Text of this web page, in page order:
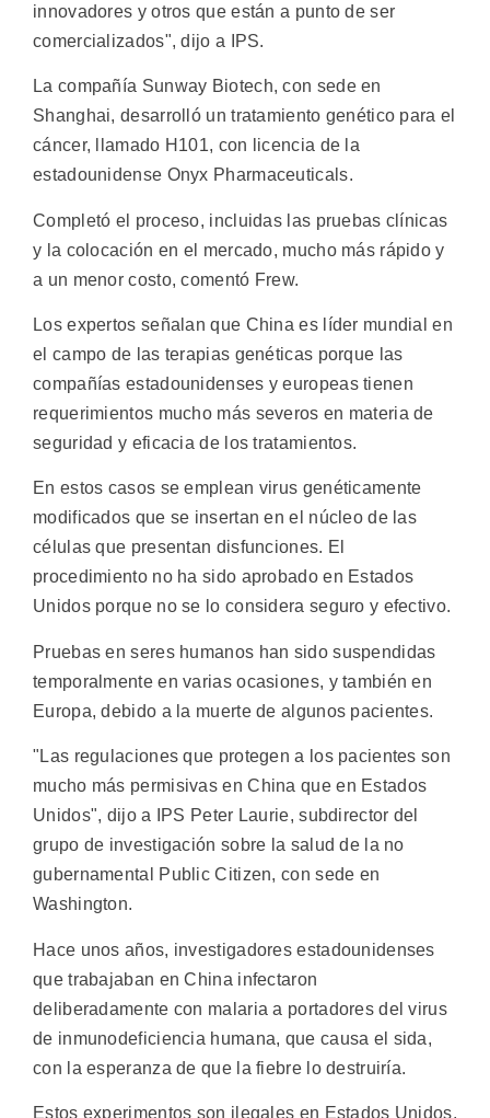
innovadores y otros que están a punto de ser
comercializados", dijo a IPS.
La compañía Sunway Biotech, con sede en
Shanghai, desarrolló un tratamiento genético para el
cáncer, llamado H101, con licencia de la
estadounidense Onyx Pharmaceuticals.
Completó el proceso, incluidas las pruebas clínicas
y la colocación en el mercado, mucho más rápido y
a un menor costo, comentó Frew.
Los expertos señalan que China es líder mundial en
el campo de las terapias genéticas porque las
compañías estadounidenses y europeas tienen
requerimientos mucho más severos en materia de
seguridad y eficacia de los tratamientos.
En estos casos se emplean virus genéticamente
modificados que se insertan en el núcleo de las
células que presentan disfunciones. El
procedimiento no ha sido aprobado en Estados
Unidos porque no se lo considera seguro y efectivo.
Pruebas en seres humanos han sido suspendidas
temporalmente en varias ocasiones, y también en
Europa, debido a la muerte de algunos pacientes.
"Las regulaciones que protegen a los pacientes son
mucho más permisivas en China que en Estados
Unidos", dijo a IPS Peter Laurie, subdirector del
grupo de investigación sobre la salud de la no
gubernamental Public Citizen, con sede en
Washington.
Hace unos años, investigadores estadounidenses
que trabajaban en China infectaron
deliberadamente con malaria a portadores del virus
de inmunodeficiencia humana, que causa el sida,
con la esperanza de que la fiebre lo destruiría.
Estos experimentos son ilegales en Estados Unidos,